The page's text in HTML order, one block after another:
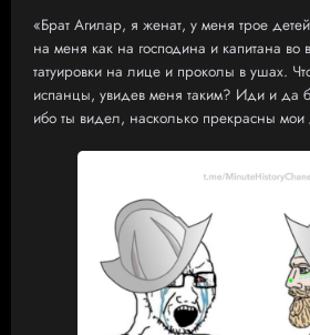
«Брат Агилар, я женат, у меня трое
на меня как на господина и капитана
татуировки на лице и проколы в ушах.
испанцы, увидев меня таким? Иди и да
ибо ты видел, насколько прекрасны мои